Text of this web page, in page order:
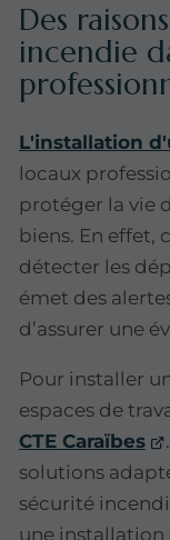
Des
incendie
L'installation
locaux
protéger la vie
biens. En effet,
détecter les
émet des
d’assurer une
Pour installer
espaces de
CTE Caraïbes
solutions
sécurité
une installation